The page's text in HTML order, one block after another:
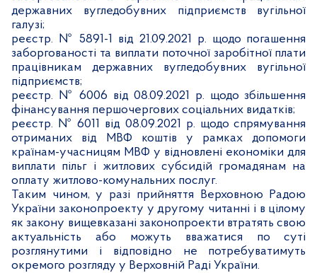
державних вугледобувних підприємств вугільної
галузі;
реєстр. № 5891-1 від 21.09.2021 р. щодо погашення
заборгованості та виплати поточної заробітної плати
працівникам державних вугледобувних вугільної
підприємств;
реєстр. № 6006 від 08.09.2021 р. щодо збільшення
фінансування першочергових соціальних видатків;
реєстр. № 6011 від 08.09.2021 р. щодо спрямування
отриманих від МВФ коштів у рамках допомоги
країнам-учасницям МВФ у відновлені економіки для
виплати пільг і житлових субсидій громадянам на
оплату житлово-комунальних послуг.
Таким чином, у разі прийняття Верховною Радою
України законопроекту у другому читанні і в цілому
як закону вищевказані законопроекти втратять свою
актуальність або можуть вважатися по суті
розглянутими і відповідно не потребуватимуть
окремого розгляду у Верховній Раді України.